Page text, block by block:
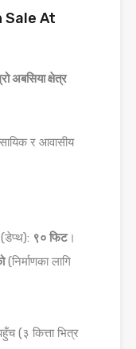
Sale At
अबसिया क्षेत्र
र आवासीय
९० फिट।
(निर्माणका लागि
(३ कित्ता भित्र